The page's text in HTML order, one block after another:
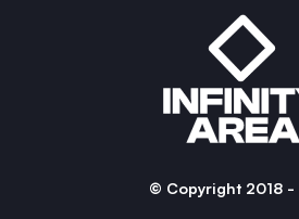
© Copyright 2018 -